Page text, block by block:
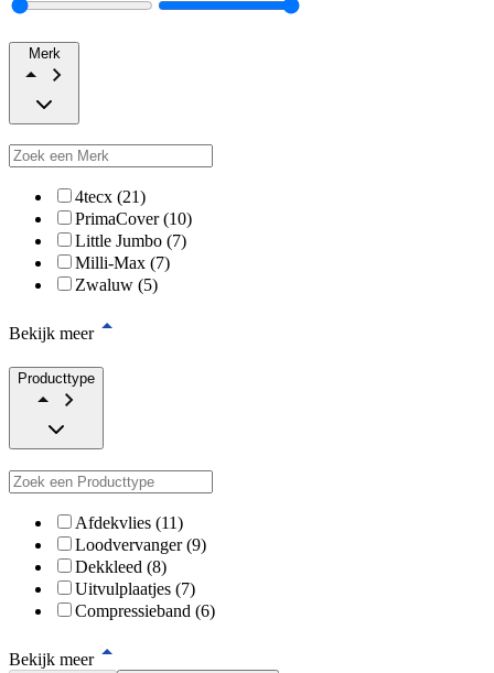
Merk
4tecx (21)
PrimaCover (10)
Little Jumbo (7)
Milli-Max (7)
Zwaluw (5)
Bekijk meer
Producttype
Afdekvlies (11)
Loodvervanger (9)
Dekkleed (8)
Uitvulplaatjes (7)
Compressieband (6)
Bekijk meer